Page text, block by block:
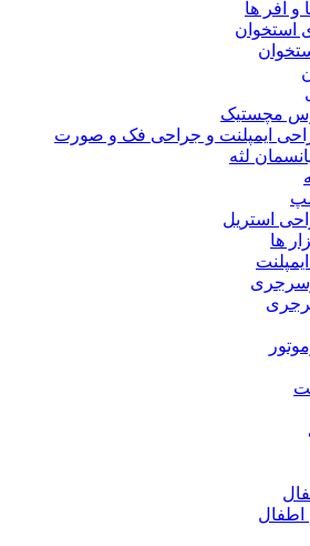
و آفر ها
استخوان
مچستیک
ایمپلنت و جراحی فک و صورت
لثه
استریل
ها
اطفال